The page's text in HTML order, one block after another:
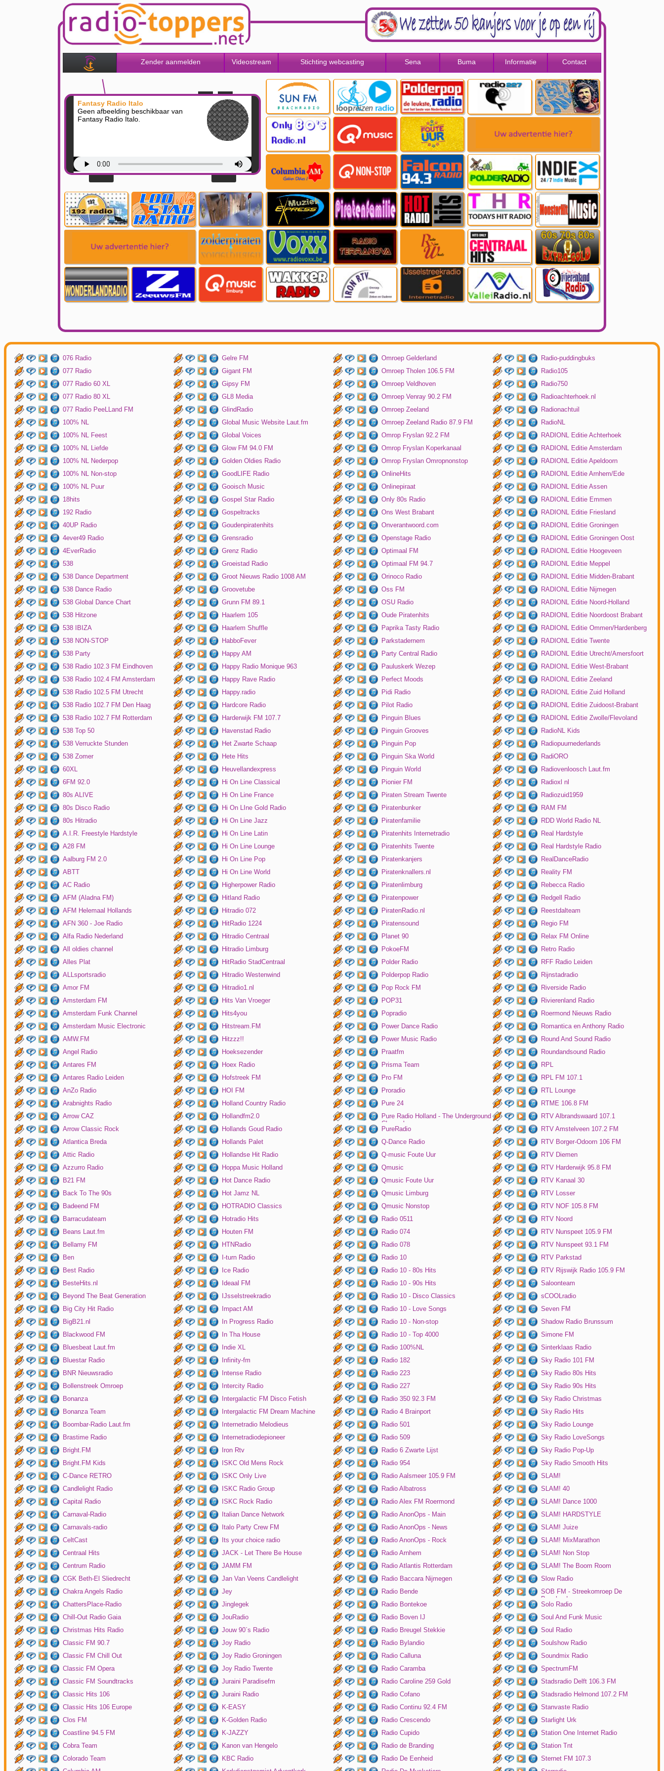
Zender aanmelden Videostream Stichting webcasting Sena Buma Informatie Contact
Fantasy Radio Italo
Geen afbeelding beschikbaar van
Fantasy Radio Italo.
076 Radio
077 Radio
077 Radio 60 XL
077 Radio 80 XL
077 Radio PeeLLand FM
100% NL
100% NL Feest
100% NL Liefde
100% NL Nederpop
100% NL Non-stop
100% NL Puur
18hits
192 Radio
40UP Radio
4ever49 Radio
4EverRadio
538
538 Dance Department
538 Dance Radio
538 Global Dance Chart
538 Hitzone
538 IBIZA
538 NON-STOP
538 Party
538 Radio 102.3 FM Eindhoven
538 Radio 102.4 FM Amsterdam
538 Radio 102.5 FM Utrecht
538 Radio 102.7 FM Den Haag
538 Radio 102.7 FM Rotterdam
538 Top 50
538 Verruckte Stunden
538 Zomer
60XL
6FM 92.0
80s ALIVE
80s Disco Radio
80s Hitradio
A.I.R. Freestyle Hardstyle
A28 FM
Aalburg FM 2.0
ABTT
AC Radio
AFM (Aladna FM)
AFM Helemaal Hollands
AFN 360 - Joe Radio
Alfa Radio Nederland
All oldies channel
Alles Plat
ALLsportsradio
Amor FM
Amsterdam FM
Amsterdam Funk Channel
Amsterdam Music Electronic
AMW.FM
Angel Radio
Antares FM
Antares Radio Leiden
AnZo Radio
Arabnights Radio
Arrow CAZ
Arrow Classic Rock
Atlantica Breda
Attic Radio
Azzurro Radio
B21 FM
Back To The 90s
Badeend FM
Barracudateam
Beans Laut.fm
Bellamy FM
Ben
Best Radio
BesteHits.nl
Beyond The Beat Generation
Big City Hit Radio
BigB21.nl
Blackwood FM
Bluesbeat Laut.fm
Bluestar Radio
BNR Nieuwsradio
Bollenstreek Omroep
Bonanza
Bonanza Team
Boombar-Radio Laut.fm
Brastime Radio
Bright.FM
Bright.FM Kids
C-Dance RETRO
Candlelight Radio
Capital Radio
Carnaval-Radio
Carnavals-radio
CeltCast
Centraal Hits
Centrum Radio
CGK Beth-El Sliedrecht
Chakra Angels Radio
ChattersPlace-Radio
Chill-Out Radio Gaia
Christmas Hits Radio
Classic FM 90.7
Classic FM Chill Out
Classic FM Opera
Classic FM Soundtracks
Classic Hits 106
Classic Hits 106 Europe
Clos FM
Coastline 94.5 FM
Cobra Team
Colorado Team
Gelre FM
Gigant FM
Gipsy FM
GL8 Media
GlindRadio
Global Music Website Laut.fm
Global Voices
Glow FM 94.0 FM
Golden Oldies Radio
GoodLIFE Radio
Gooisch Music
Gospel Star Radio
Gospeltracks
Goudenpiratenhits
Grensradio
Grenz Radio
Groeistad Radio
Groot Nieuws Radio 1008 AM
Groovetube
Grunn FM 89.1
Haarlem 105
Haarlem Shuffle
HabboFever
Happy AM
Happy Radio Monique 963
Happy Rave Radio
Happy.radio
Hardcore Radio
Harderwijk FM 107.7
Havenstad Radio
Het Zwarte Schaap
Hete Hits
Heuvellandexpress
Hi On Line Classical
Hi On Line France
Hi On LIne Gold Radio
Hi On Line Jazz
Hi On Line Latin
Hi On Line Lounge
Hi On Line Pop
Hi On Line World
Higherpower Radio
Hitland Radio
Hitradio 072
HitRadio 1224
Hitradio Centraal
Hitradio Limburg
HitRadio StadCentraal
Hitradio Westenwind
Hitradio1.nl
Hits Van Vroeger
Hits4you
Hitstream.FM
Hitzzz!!
Hoeksezender
Hoex Radio
Hofstreek FM
HOI FM
Holland Country Radio
Hollandfm2.0
Hollands Goud Radio
Hollands Palet
Hollandse Hit Radio
Hoppa Music Holland
Hot Dance Radio
Hot Jamz NL
HOTRADIO Classics
Hotradio Hits
Houten FM
HTNRadio
I-turn Radio
Ice Radio
Ideaal FM
IJsselstreekradio
Impact AM
In Progress Radio
In Tha House
Indie XL
Infinity-fm
Intense Radio
Intercity Radio
Intergalactic FM Disco Fetish
Intergalactic FM Dream Machine
Internetradio Melodieus
Internetradiodepioneer
Iron Rtv
ISKC Old Mens Rock
ISKC Only Live
ISKC Radio Group
ISKC Rock Radio
Italian Dance Network
Italo Party Crew FM
Its your choice radio
JACK - Let There Be House
JAMM FM
Jan Van Veens Candlelight
Jey
Jinglegek
JouRadio
Jouw 90`s Radio
Joy Radio
Joy Radio Groningen
Joy Radio Twente
Juraini Paradisefm
Juraini Radio
K-EASY
K-Golden Radio
K-JAZZY
Kanon van Hengelo
KBC Radio
Omroep Gelderland
Omroep Tholen 106.5 FM
Omroep Veldhoven
Omroep Venray 90.2 FM
Omroep Zeeland
Omroep Zeeland Radio 87.9 FM
Omrop Fryslan 92.2 FM
Omrop Fryslan Koperkanaal
Omrop Fryslan Omropnonstop
OnlineHits
Onlinepiraat
Only 80s Radio
Ons West Brabant
Onverantwoord.com
Openstage Radio
Optimaal FM
Optimaal FM 94.7
Orinoco Radio
Oss FM
OSU Radio
Oude Piratenhits
Paprika Tasty Radio
Parkstadernem
Party Central Radio
Pauluskerk Wezep
Perfect Moods
Pidi Radio
Pilot Radio
Pinguin Blues
Pinguin Grooves
Pinguin Pop
Pinguin Ska World
Pinguin World
Pionier FM
Piraten Stream Twente
Piratenbunker
Piratenfamilie
Piratenhits Internetradio
Piratenhits Twente
Piratenkanjers
Piratenknallers.nl
Piratenlimburg
Piratenpower
PiratenRadio.nl
Piratensound
Planet 90
PokoeFM
Polder Radio
Polderpop Radio
Pop Rock FM
POP31
Popradio
Power Dance Radio
Power Music Radio
Praatfm
Prisma Team
Pro FM
Proradio
Pure 24
Pure Radio Holland - The Underground
Channel
PureRadio
Q-Dance Radio
Q-music Foute Uur
Qmusic
Qmusic Foute Uur
Qmusic Limburg
Qmusic Nonstop
Radio 0511
Radio 074
Radio 078
Radio 10
Radio 10 - 80s Hits
Radio 10 - 90s Hits
Radio 10 - Disco Classics
Radio 10 - Love Songs
Radio 10 - Non-stop
Radio 10 - Top 4000
Radio 100%NL
Radio 182
Radio 223
Radio 227
Radio 350 92.3 FM
Radio 4 Brainport
Radio 501
Radio 509
Radio 6 Zwarte Lijst
Radio 954
Radio Aalsmeer 105.9 FM
Radio Albatross
Radio Alex FM Roermond
Radio AnonOps - Main
Radio AnonOps - News
Radio AnonOps - Rock
Radio Arnhem
Radio Atlantis Rotterdam
Radio Baccara Nijmegen
Radio Bende
Radio Bontekoe
Radio Boven IJ
Radio Breugel Stekkie
Radio Bylandio
Radio Calluna
Radio Caramba
Radio Caroline 259 Gold
Radio Cofano
Radio Continu 92.4 FM
Radio Crescendo
Radio Cupido
Radio de Branding
Radio De Eenheid
Radio-puddingbuks
Radio105
Radio750
Radioachterhoek.nl
Radionachtuil
RadioNL
RADIONL Editie Achterhoek
RADIONL Editie Amsterdam
RADIONL Editie Apeldoorn
RADIONL Editie Arnhem/Ede
RADIONL Editie Assen
RADIONL Editie Emmen
RADIONL Editie Friesland
RADIONL Editie Groningen
RADIONL Editie Groningen Oost
RADIONL Editie Hoogeveen
RADIONL Editie Meppel
RADIONL Editie Midden-Brabant
RADIONL Editie Nijmegen
RADIONL Editie Noord-Holland
RADIONL Editie Noordoost Brabant
RADIONL Editie Ommen/Hardenberg
RADIONL Editie Twente
RADIONL Editie Utrecht/Amersfoort
RADIONL Editie West-Brabant
RADIONL Editie Zeeland
RADIONL Editie Zuid Holland
RADIONL Editie Zuidoost-Brabant
RADIONL Editie Zwolle/Flevoland
RadioNL Kids
Radiopuurnederlands
RadiORO
Radiovenloosch Laut.fm
Radioxl nl
Radiozuid1959
RAM FM
RDD World Radio NL
Real Hardstyle
Real Hardstyle Radio
RealDanceRadio
Reality FM
Rebecca Radio
Redgell Radio
Reestdalteam
Regio FM
Relax FM Online
Retro Radio
RFF Radio Leiden
Rijnstadradio
Riverside Radio
Rivierenland Radio
Roermond Nieuws Radio
Romantica en Anthony Radio
Round And Sound Radio
Roundandsound Radio
RPL
RPL FM 107.1
RTL Lounge
RTME 106.8 FM
RTV Albrandswaard 107.1
RTV Amstelveen 107.2 FM
RTV Borger-Odoorn 106 FM
RTV Diemen
RTV Harderwijk 95.8 FM
RTV Kanaal 30
RTV Losser
RTV NOF 105.8 FM
RTV Noord
RTV Nunspeet 105.9 FM
RTV Nunspeet 93.1 FM
RTV Parkstad
RTV Rijswijk Radio 105.9 FM
Saloonteam
sCOOLradio
Seven FM
Shadow Radio Brunssum
Simone FM
Sinterklaas Radio
Sky Radio 101 FM
Sky Radio 80s Hits
Sky Radio 90s Hits
Sky Radio Christmas
Sky Radio Hits
Sky Radio Lounge
Sky Radio LoveSongs
Sky Radio Pop-Up
Sky Radio Smooth Hits
SLAM!
SLAM! 40
SLAM! Dance 1000
SLAM! HARDSTYLE
SLAM! Juize
SLAM! MixMarathon
SLAM! Non Stop
SLAM! The Boom Room
Slow Radio
SOB FM - Streekomroep De
Bevelanden
Solo Radio
Soul And Funk Music
Soul Radio
Soulshow Radio
Soundmix Radio
SpectrumFM
Stadsradio Delft 106.3 FM
Stadsradio Helmond 107.2 FM
Stanvaste Radio
Starlight Urk
Station One Internet Radio
Station Tnt
Sternet FM 107.3